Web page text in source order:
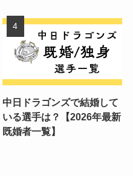
中日ドラゴンズで結婚して
いる選手は？【2026年最新
既婚者一覧】